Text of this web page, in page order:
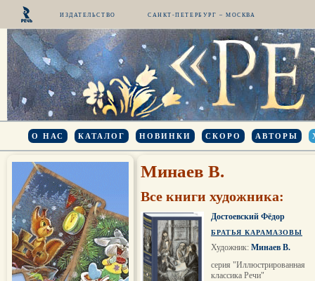
ИЗДАТЕЛЬСТВО САНКТ-ПЕТЕРБУРГ – МОСКВА
О НАС КАТАЛОГ НОВИНКИ СКОРО АВТОРЫ
Минаев В.
Все книги художника:
Достоевский Фёдор
БРАТЬЯ КАРАМАЗОВЫ
Художник: Минаев В.
серия "Иллюстрированная
классика Речи"